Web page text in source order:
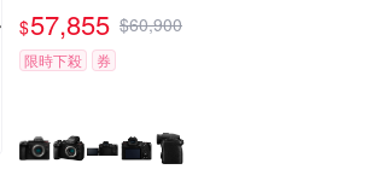
$57,855 $60,900
限時下殺 券